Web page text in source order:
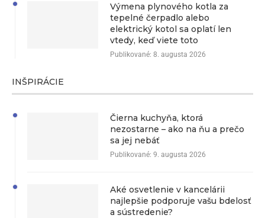
Výmena plynového kotla za
tepelné čerpadlo alebo
elektrický kotol sa oplatí len
vtedy, keď viete toto
Publikované: 8. augusta 2026
INŠPIRÁCIE
Čierna kuchyňa, ktorá
nezostarne – ako na ňu a prečo
sa jej nebáť
Publikované: 9. augusta 2026
Aké osvetlenie v kancelárii
najlepšie podporuje vašu bdelosť
a sústredenie?